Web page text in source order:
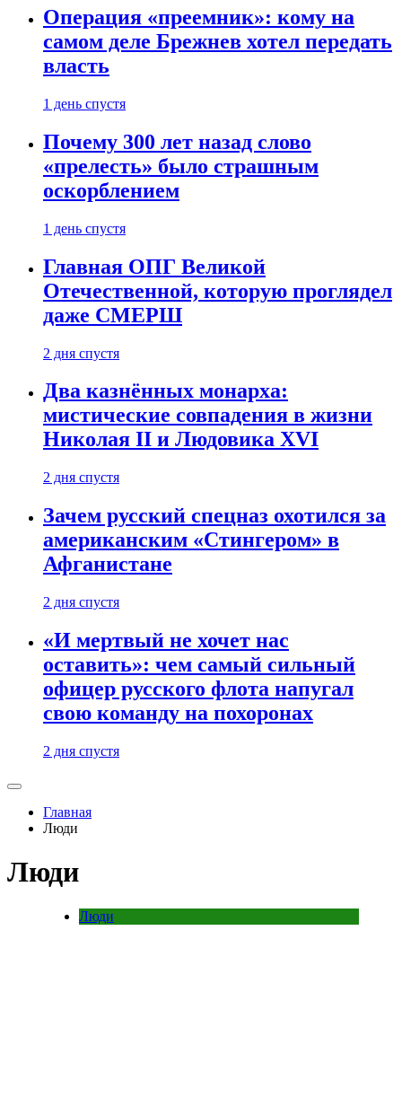
Операция «преемник»: кому на
самом деле Брежнев хотел передать
власть
1 день спустя
Почему 300 лет назад слово
«прелесть» было страшным
оскорблением
1 день спустя
Главная ОПГ Великой
Отечественной, которую проглядел
даже СМЕРШ
2 дня спустя
Два казнённых монарха:
мистические совпадения в жизни
Николая II и Людовика XVI
2 дня спустя
Зачем русский спецназ охотился за
американским «Стингером» в
Афганистане
2 дня спустя
«И мертвый не хочет нас
оставить»: чем самый сильный
офицер русского флота напугал
свою команду на похоронах
2 дня спустя
Главная
Люди
Люди
Люди